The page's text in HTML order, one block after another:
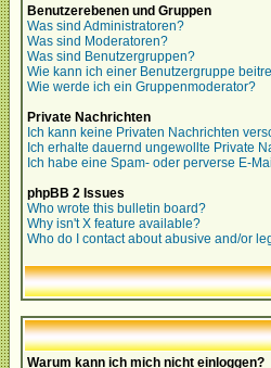
Benutzerebenen und Gruppen
Was sind Administratoren?
Was sind Moderatoren?
Was sind Benutzergruppen?
Wie kann ich einer Benutzergruppe
Wie werde ich ein Gruppenmoderator?
Private Nachrichten
Ich kann keine Privaten Nachrichten
Ich erhalte dauernd ungewollte Private
Ich habe eine Spam- oder perverse E-
phpBB 2 Issues
Who wrote this bulletin board?
Why isn't X feature available?
Who do I contact about abusive and/or
Warum kann ich mich nicht einloggen?